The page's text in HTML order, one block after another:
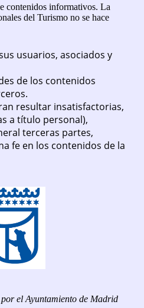
contenidos informativos. La
del Turismo no se hace
usuarios, asociados y
de los contenidos
resultar insatisfactorias,
a título personal),
terceras partes,
fe en los contenidos de la
el Ayuntamiento de Madrid